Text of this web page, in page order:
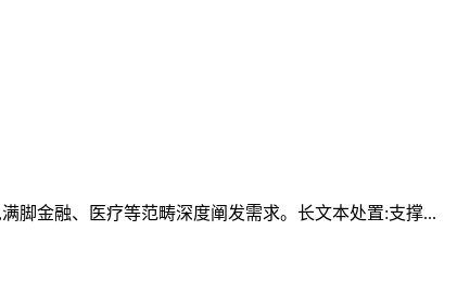
脚金融、医疗等范畴深度阐发需求。长文本处置:支撑...